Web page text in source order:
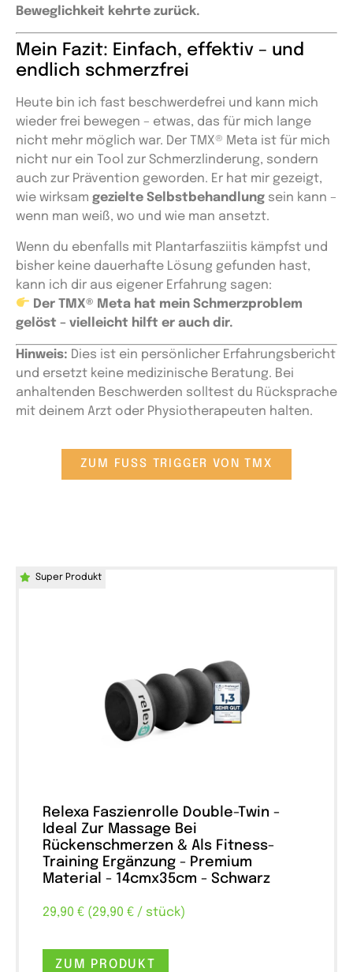
Beweglichkeit kehrte zurück.
Mein Fazit: Einfach, effektiv – und
endlich schmerzfrei
Heute bin ich fast beschwerdefrei und kann mich
wieder frei bewegen – etwas, das für mich lange
nicht mehr möglich war. Der TMX® Meta ist für mich
nicht nur ein Tool zur Schmerzlinderung, sondern
auch zur Prävention geworden. Er hat mir gezeigt,
wie wirksam gezielte Selbstbehandlung sein kann –
wenn man weiß, wo und wie man ansetzt.
Wenn du ebenfalls mit Plantarfasziitis kämpfst und
bisher keine dauerhafte Lösung gefunden hast,
kann ich dir aus eigener Erfahrung sagen:
Der TMX® Meta hat mein Schmerzproblem
gelöst – vielleicht hilft er auch dir.
Hinweis: Dies ist ein persönlicher Erfahrungsbericht
und ersetzt keine medizinische Beratung. Bei
anhaltenden Beschwerden solltest du Rücksprache
mit deinem Arzt oder Physiotherapeuten halten.
ZUM FUSS TRIGGER VON TMX
Relexa Faszienrolle Double-Twin -
Ideal Zur Massage Bei
Rückenschmerzen & Als Fitness-
Training Ergänzung - Premium
Material - 14cmx35cm - Schwarz
29,90 € (29,90 € / stück)
ZUM PRODUKT
Super Produkt